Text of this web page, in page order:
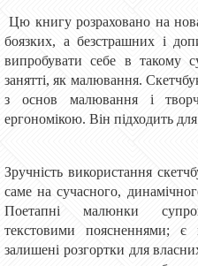
Цю книгу розраховано на
боязких, а безстрашних і
випробувати себе в такому
занятті, як малювання.
з основ малювання і
ергономікою. Він підходить
Зручність використання
саме на сучасного,
Поетапні малюнки
текстовими поясненнями; є
залишені розгортки для